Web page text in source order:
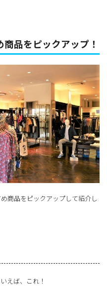
品をピックアップ！
商品をピックアップして紹介し
えば、これ！